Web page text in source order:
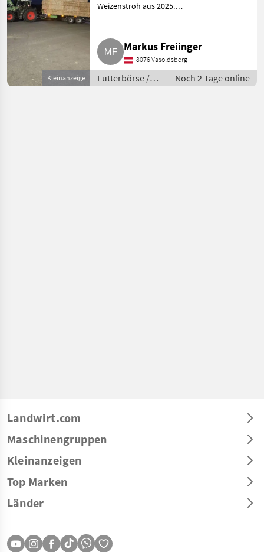
Kleinanzeige
Weizenstroh aus 2025.
BigPack 1270, Maße 120x70x240
(Längen auf Vorbestellung
variabel
Markus Freiinger
8076 Vasoldsberg
Futterbörse /
Stroh
Noch 2 Tage online
Landwirt.com
Maschinengruppen
Kleinanzeigen
Top Marken
Länder